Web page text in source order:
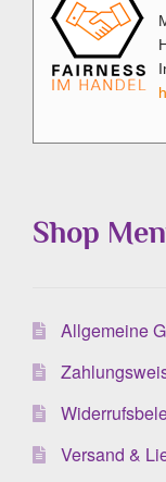
Shop
Allgemeine
Versand &